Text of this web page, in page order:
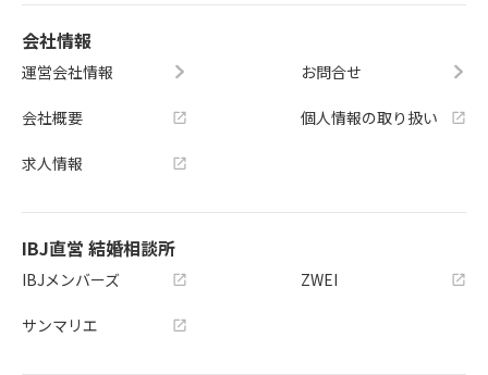
会社情報
運営会社情報
会社概要
求人情報
お問合せ
個人情報の取り扱い
IBJ直営 結婚相談所
IBJメンバーズ
サンマリエ
ZWEI